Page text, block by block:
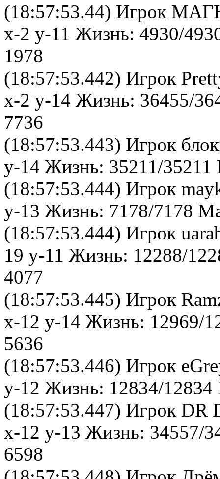
(18:57:53.44) Игрок
x-2 y-11 Жизнь: 4930/
1978
(18:57:53.442) Игрок
x-2 y-14 Жизнь: 36455/
7736
(18:57:53.443) Игрок
y-14 Жизнь: 35211/35211
(18:57:53.444) Игрок
y-13 Жизнь: 7178/7178
(18:57:53.444) Игрок
19 y-11 Жизнь: 12288/
4077
(18:57:53.445) Игрок
x-12 y-14 Жизнь: 12969/
5636
(18:57:53.446) Игрок
y-12 Жизнь: 12834/12834
(18:57:53.447) Игрок DR
x-12 y-13 Жизнь: 34557/
6598